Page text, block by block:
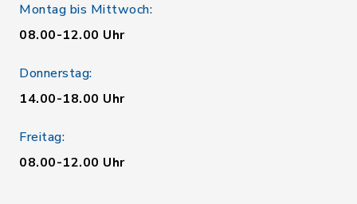
Montag bis Mittwoch:
08.00-12.00 Uhr
Donnerstag:
14.00-18.00 Uhr
Freitag:
08.00-12.00 Uhr